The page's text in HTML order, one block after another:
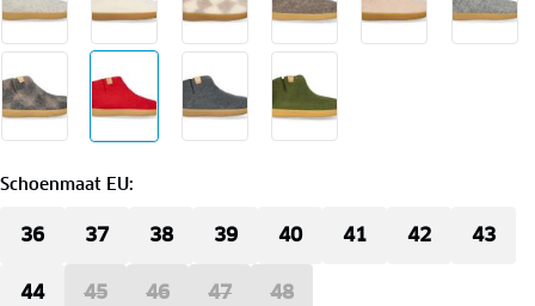
Schoenmaat EU:
36 37 38 39 40 41 42 43
44 45 46 47 48